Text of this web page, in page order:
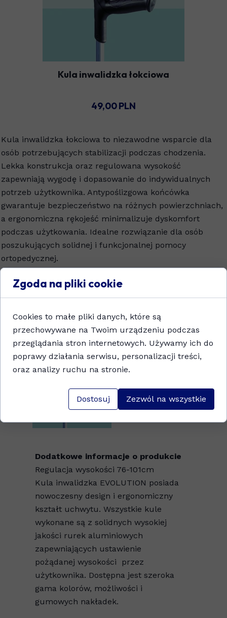
Dodaj do koszyka
Kula inwalidzka łokciowa to niezawodne wsparcie dla
osób potrzebujących stabilizacji podczas chodzenia.
Lekka konstrukcja oraz regulowana wysokość
zapewniają wygodę i dopasowanie do indywidualnych
potrzeb użytkownika. Antypoślizgowa końcówka
gwarantuje bezpieczeństwo na różnych powierzchniach,
a ergonomiczna rękojeść minimalizuje dyskomfort
podczas użytkowania. Idealne rozwiązanie dla osób
poszukujących solidnej i funkcjonalnej pomocy
ortopedycznej.
49,00 PLN
Kula inwalidzka łokciowa
Dodatkowe informacje o produkcie
Regulacja wysokości 76-101cm
Kula inwalidzka EVOLUTION posiada
nowoczesny design i ergonomiczny
kształt uchwytu. Wszystkie kule
wykonane są z solidnych wysokiej
jakości rurek aluminiowych
zapewniających ustawienie
pożądanej wysokości przez
użytkownika. Dostępna jest szeroka
gama kolorów, możliwości i
gumowych nakładek.
Zgoda na pliki cookie
Cookies to małe pliki danych, które są
przechowywane na Twoim urządzeniu podczas
przeglądania stron internetowych. Używamy ich do
poprawy działania serwisu, personalizacji treści,
oraz analizy ruchu na stronie.
Dostosuj Zezwól na wszystkie